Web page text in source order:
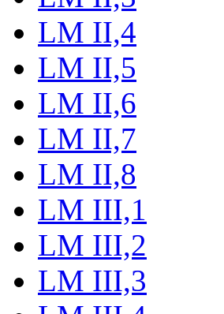
LM II,4
LM II,5
LM II,6
LM II,7
LM II,8
LM III,1
LM III,2
LM III,3